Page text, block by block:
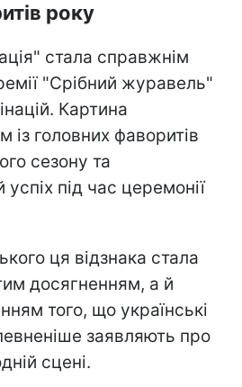
року
стала справжнім
"Срібний журавель"
Картина
головних фаворитів
сезону та
успіх під час церемонії
ця відзнака стала
досягненням, а й
того, що українські
заявляють про
сцені.